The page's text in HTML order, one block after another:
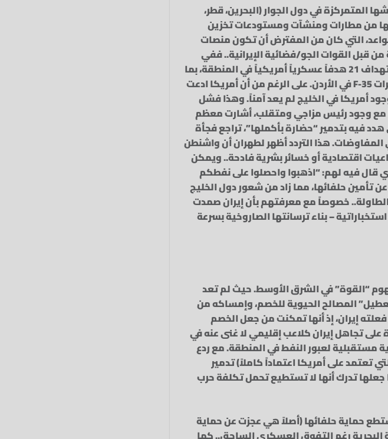
المتمركزة في دول الجوار (البحرين، قطر،
من مطارات ومنشآت ومستودعات تخزين
التي كان من المفترض أن تكون منصات
قبل القوات الجو/فضائية الإيرانية.. ففي
بداية حزيران 2026، أعلن الحرس الثوري الإيراني عن استهداف 21 هدفاً عسكرياً أمريكياً في المنطقة، بما
في ذلك مقر الأسطول الخامس في البحرين وحظائر طائرات F-35 في الأردن. على الرغم من أن أمريكا ادعت
أمريكا في الخليج لم يعد آمناً. وهذا فشل
مع وجود رئيس مزاجي ومتقلب، أشارت معظم
فيه بتدمير “حضارة بأكملها”، تراجع فجأة
هذا التردد أظهر لطهران أن واشنطن
اقتصادية أو خسائر بشرية فادحة.. ويمكن
قال فيه لهم: “اذهبوا واحصلوا على نفطكم
تأمين حلفائها، مما زاد من شعور دول الخليج
خصوصاً مع معرفتهم بأن إيران صمدت
– بناء ترسانتها الصاروخية بسرعة
“القوة” في الشرق الأوسط. حيث لم تعد
المصالح الحيوية للخصم، وإمساكه من
إيران، إذ أنها تمكنت من جعل الخصم
تجاهل إيران كلاعب إقليمي لا غنى عنه في
مستقبلية لعبور النفط في المنطقة. مع ردع
تعتمد على أمريكا اعتماداً كاملاً) تدمير
تدرك أنها لا تستطيع تحمل تكلفة حرب
حماية حلفائها (أصلاً هي عجزت عن حماية
البحرية رغم التفوق العسكري الساحق.. كما